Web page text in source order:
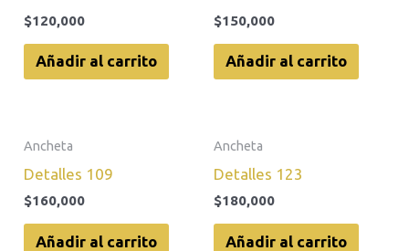
$120,000
Añadir al carrito
$150,000
Añadir al carrito
Ancheta
Detalles 109
$160,000
Añadir al carrito
Ancheta
Detalles 123
$180,000
Añadir al carrito